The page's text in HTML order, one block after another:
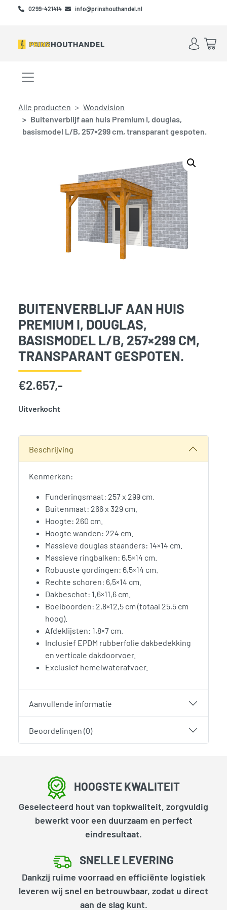
Skip to main content
Skip to footer
0299-421414 info@prinshouthandel.nl
Account
Menu openen/sluiten
Alle producten
Woodvision
Buitenverblijf aan huis Premium I, douglas,
basismodel L/B, 257×299 cm, transparant gespoten.
BUITENVERBLIJF AAN HUIS
PREMIUM I, DOUGLAS,
BASISMODEL L/B, 257×299 CM,
TRANSPARANT GESPOTEN.
€2.657,-
Uitverkocht
Beschrijving
Kenmerken:
Funderingsmaat: 257 x 299 cm.
Buitenmaat: 266 x 329 cm.
Hoogte: 260 cm.
Hoogte wanden: 224 cm.
Massieve douglas staanders: 14×14 cm.
Massieve ringbalken: 6,5×14 cm.
Robuuste gordingen: 6,5×14 cm.
Rechte schoren: 6,5×14 cm.
Dakbeschot: 1,6×11,6 cm.
Boeiboorden: 2,8×12,5 cm (totaal 25,5 cm
hoog).
Afdeklijsten: 1,8×7 cm.
Inclusief EPDM rubberfolie dakbedekking
en verticale dakdoorvoer.
Exclusief hemelwaterafvoer.
Aanvullende informatie
Beoordelingen (0)
HOOGSTE KWALITEIT
Geselecteerd hout van topkwaliteit, zorgvuldig
bewerkt voor een duurzaam en perfect
eindresultaat.
SNELLE LEVERING
Dankzij ruime voorraad en efficiënte logistiek
leveren wij snel en betrouwbaar, zodat u direct
aan de slag kunt.